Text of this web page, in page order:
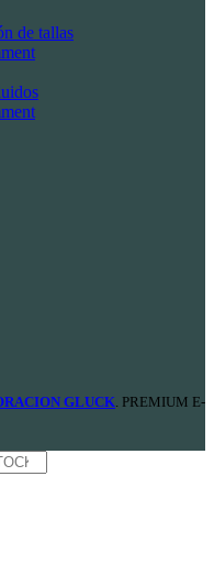
de tallas
GLUCK . PREMIUM E-